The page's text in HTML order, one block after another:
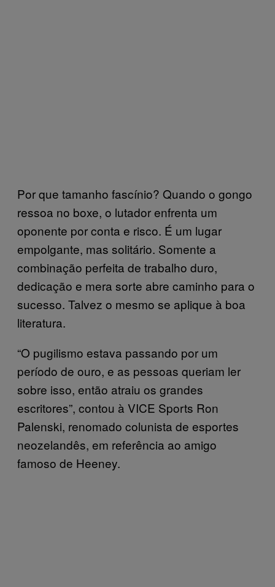
Por que tamanho fascínio? Quando o gongo
ressoa no boxe, o lutador enfrenta um
oponente por conta e risco. É um lugar
empolgante, mas solitário. Somente a
combinação perfeita de trabalho duro,
dedicação e mera sorte abre caminho para o
sucesso. Talvez o mesmo se aplique à boa
literatura.
“O pugilismo estava passando por um
período de ouro, e as pessoas queriam ler
sobre isso, então atraiu os grandes
escritores”, contou à VICE Sports Ron
Palenski, renomado colunista de esportes
neozelandês, em referência ao amigo
famoso de Heeney.